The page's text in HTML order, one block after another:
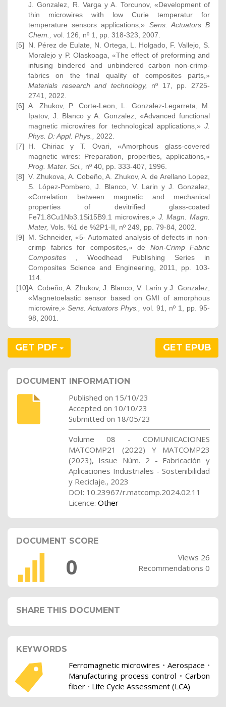
J. Gonzalez, R. Varga y A. Torcunov, «Development of
thin microwires with low Curie temperatur for
temperature sensors applications,» Sens. Actuators B
Chem., vol. 126, nº 1, pp. 318-323, 2007.
[5]
N. Pérez de Eulate, N. Ortega, L. Holgado, F. Vallejo, S.
Moralejo y P. Olaskoaga, «The effect of preforming and
infusing bindered and unbindered carbon non-crimp-
fabrics on the final quality of composites parts,»
Materials research and technology, nº 17, pp. 2725-
2741, 2022.
[6] A. Zhukov, P. Corte-Leon, L. Gonzalez-Legarreta, M.
Ipatov, J. Blanco y A. Gonzalez, «Advanced functional
magnetic microwires for technological applications,» J.
Phys. D: Appl. Phys., 2022.
[7]
H. Chiriac y T. Ovari, «Amorphous glass-covered
magnetic wires: Preparation, properties, applications,»
Prog. Mater. Sci., nº 40, pp. 333-407, 1996.
[8] V. Zhukova, A. Cobeño, A. Zhukov, A. de Arellano Lopez,
S. López-Pombero, J. Blanco, V. Larin y J. Gonzalez,
«Correlation between magnetic and mechanical
properties of devitrified glass-coated
Fe71.8Cu1Nb3.1Si15B9.1 microwires,» J. Magn. Magn.
Mater, Vols. %1 de %2P1-II, nº 249, pp. 79-84, 2002.
[9]
M. Schneider, «5- Automated analysis of defects in non-
crimp fabrics for composites,» de Non-Crimp Fabric
Composites , Woodhead Publishing Series in
Composites Science and Engineering, 2011, pp. 103-
114.
[10]A. Cobeño, A. Zhukov, J. Blanco, V. Larin y J. Gonzalez,
«Magnetoelastic sensor based on GMI of amorphous
microwire,» Sens. Actuators Phys., vol. 91, nº 1, pp. 95-
98, 2001.
GET PDF GET EPUB
DOCUMENT INFORMATION
Published on 15/10/23
Accepted on 10/10/23
Submitted on 18/05/23
Volume 08 - COMUNICACIONES
MATCOMP21 (2022) Y MATCOMP23
(2023), Issue Núm. 2 - Fabricación y
Aplicaciones Industriales - Sostenibilidad
y Reciclaje., 2023
DOI: 10.23967/r.matcomp.2024.02.11
Licence: Other
DOCUMENT SCORE
0
Views 26
Recommendations 0
SHARE THIS DOCUMENT
KEYWORDS
Ferromagnetic microwires •Aerospace •
Manufacturing process control • Carbon
fiber• Life Cycle Assessment (LCA)